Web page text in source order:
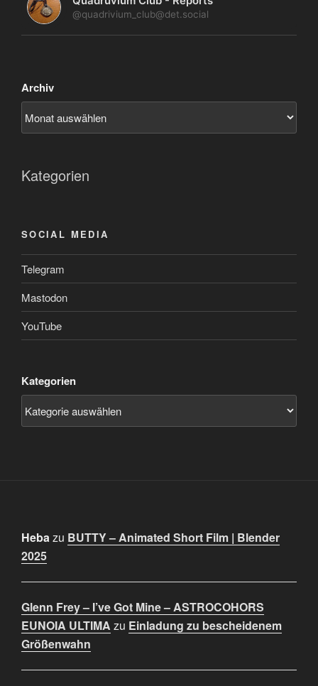
@quadrivium_club@det.social
Archiv
Kategorien
SOCIAL MEDIA
Telegram
Mastodon
YouTube
Kategorien
Hebazu BUTTY – Animated Short Film | Blender
2025
Glenn Frey – I’ve Got Mine – ASTROCOHORS
EUNOIA ULTIMA zu Einladung zu bescheidenem
Größenwahn